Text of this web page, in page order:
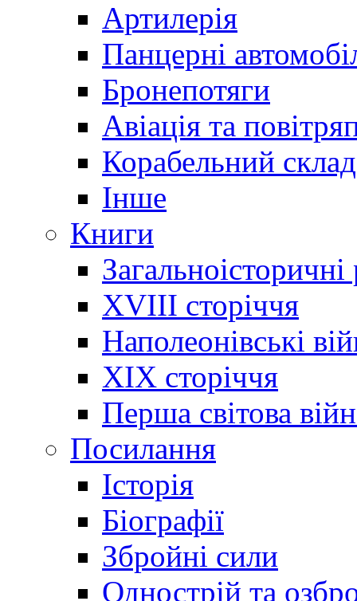
Артилерія
Панцерні
Бронепотяги
Авіація та
Корабельний склад
Інше
Книги
XVIII сторіччя
Наполеонівські
XIX сторіччя
Перша світова
Посилання
Історія
Біографії
Збройні сили
Однострій та